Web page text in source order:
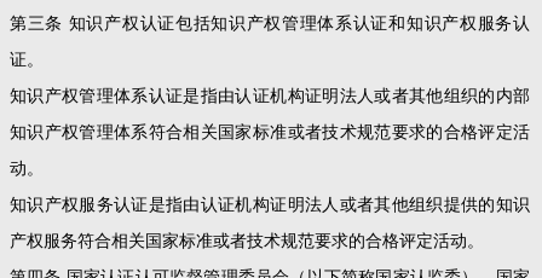
第三条 知识产权认证包括知识产权管理体系认证和知识产权服务认
证。
知识产权管理体系认证是指由认证机构证明法人或者其他组织的内部
知识产权管理体系符合相关国家标准或者技术规范要求的合格评定活
动。
知识产权服务认证是指由认证机构证明法人或者其他组织提供的知识
产权服务符合相关国家标准或者技术规范要求的合格评定活动。